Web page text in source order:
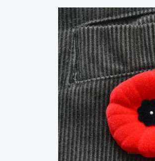
Profile
image